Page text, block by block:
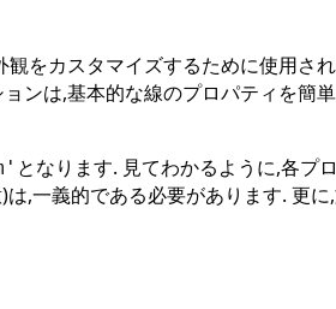
をカスタマイズするために使用さ
ンは,基本的な線のプロパティを簡
となります. 見てわかるように,各プ
,一義的である必要があります. 更